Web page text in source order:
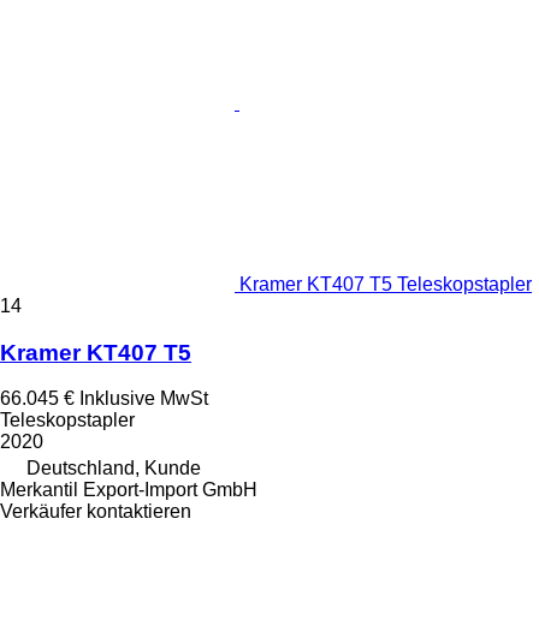
Kramer KT407 T5 Teleskopstapler
14
Kramer KT407 T5
66.045 € Inklusive MwSt
Teleskopstapler
2020
Deutschland, Kunde
Merkantil Export-Import GmbH
Verkäufer kontaktieren